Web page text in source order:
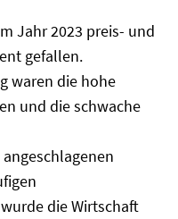
Jahr 2023 preis- und
gefallen.
waren die hohe
und die schwache
die Wirtschaft